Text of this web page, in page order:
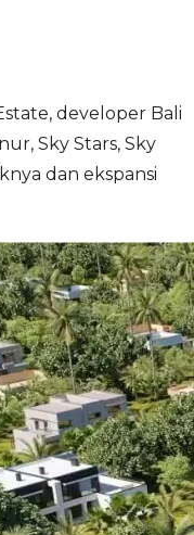
developer Bali
Sky Stars, Sky
dan ekspansi